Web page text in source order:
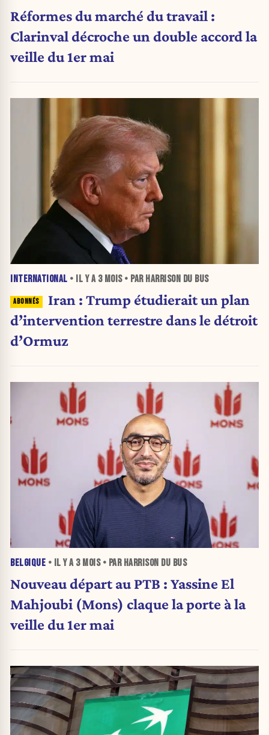
Réformes du marché du travail :
Clarinval décroche un double accord la
veille du 1er mai
INTERNATIONAL • IL Y A 3 MOIS• PAR HARRISON DU BUS
Iran : Trump étudierait un plan
d’intervention terrestre dans le détroit
d’Ormuz
BELGIQUE • IL Y A 3 MOIS• PAR HARRISON DU BUS
Nouveau départ au PTB : Yassine El
Mahjoubi (Mons) claque la porte à la
veille du 1er mai